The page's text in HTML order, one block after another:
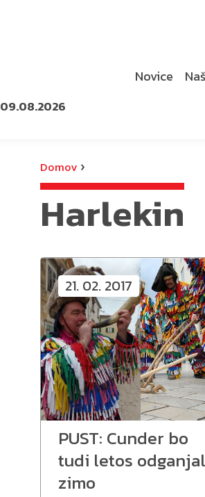
09.08.2026
Novice
Domov ›
Harlekin
21. 02. 2017
PUST: Cunder bo
tudi letos odganjal
zimo